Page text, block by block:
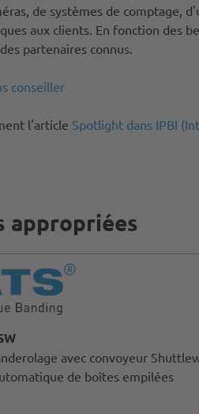
de systèmes de comptage,
aux clients. En fonction des
partenaires connus.
conseiller
l'article Spotlight dans IPBI
appropriées
avec convoyeur
de boîtes empilées